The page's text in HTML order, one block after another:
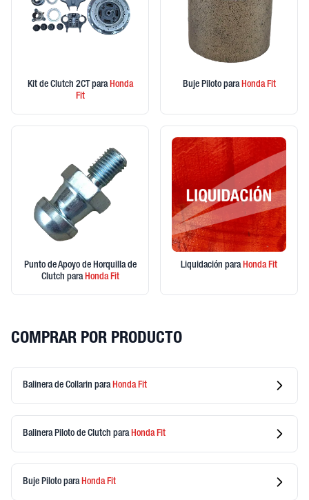
Kit de Clutch 2CT paraHonda
Fit
Buje Piloto paraHondaFit
Punto de Apoyo de Horquilla de
Clutch paraHondaFit
Liquidación paraHondaFit
COMPRAR POR PRODUCTO
Balinera de Collarin para HondaFit
Balinera Piloto de Clutch para HondaFit
Buje Piloto para HondaFit